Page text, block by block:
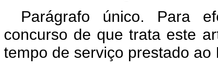
Parágrafo único. Para
concurso de que trata este
tempo de serviço prestado ao